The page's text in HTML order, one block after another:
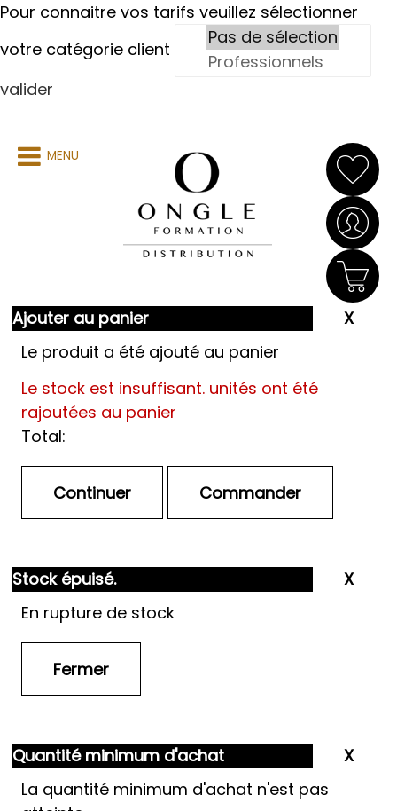
Pour connaitre vos tarifs veuillez sélectionner
votre catégorie client
valider
MENU
Ajouter au panier
Le produit a été ajouté au panier
Le stock est insuffisant. unités ont été
rajoutées au panier
Total:
Stock épuisé.
En rupture de stock
Quantité minimum d'achat
La quantité minimum d'achat n'est pas